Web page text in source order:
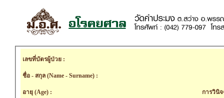
เลขที่บัตรผู้ป่วย :
ชื่อ - สกุล (Name - Surname) :
อายุ (Age) : การวินิ